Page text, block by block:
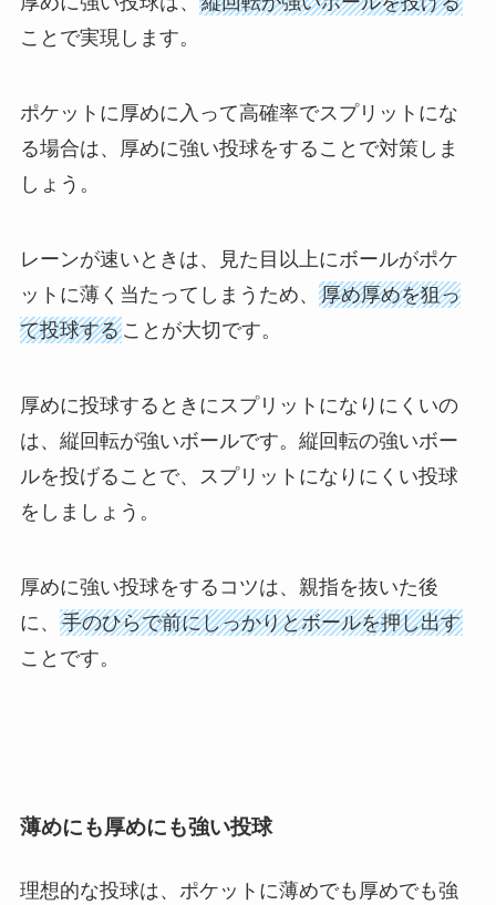
ことで実現します。
ポケットに厚めに入って高確率でスプリットにな
る場合は、厚めに強い投球をすることで対策しま
しょう。
レーンが速いときは、見た目以上にボールがポケ
ットに薄く当たってしまうため、 厚め厚めを狙っ
て投球することが大切です。
厚めに投球するときにスプリットになりにくいの
は、縦回転が強いボールです。縦回転の強いボー
ルを投げることで、スプリットになりにくい投球
をしましょう。
厚めに強い投球をするコツは、親指を抜いた後
に、 手のひらで前にしっかりとボールを押し出す
ことです。
薄めにも厚めにも強い投球
理想的な投球は、ポケットに薄めでも厚めでも強